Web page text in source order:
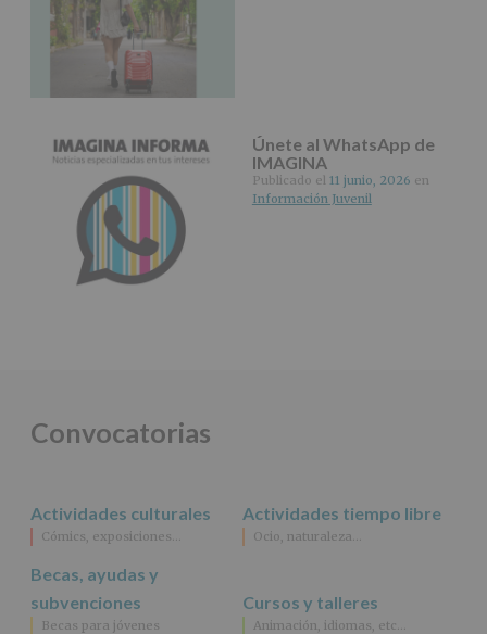
Únete al WhatsApp de
IMAGINA
Publicado el 11 junio, 2026 en
Información Juvenil
Convocatorias
Actividades culturales
Cómics, exposiciones…
Actividades tiempo libre
Ocio, naturaleza…
Becas, ayudas y
subvenciones
Becas para jóvenes
Cursos y talleres
Animación, idiomas, etc…